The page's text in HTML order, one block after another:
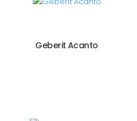
Geberit Acanto